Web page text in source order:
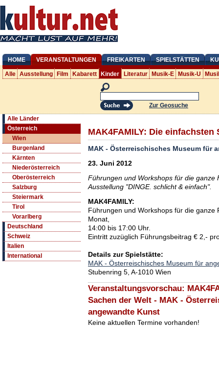
HOME VERANSTALTUNGEN FREIKARTEN SPIELSTÄTTEN
Alle Ausstellung Film Kabarett Kinder Literatur Musik-E Musik-U
Zur Geosuche
Alle Länder
Österreich
Wien
Burgenland
Kärnten
Niederösterreich
Oberösterreich
Salzburg
Steiermark
Tirol
Vorarlberg
Deutschland
Schweiz
Italien
International
MAK4FAMILY: Die einfachsten
MAK - Österreischisches Museum für
23. Juni 2012
Führungen und Workshops für die ganze
Ausstellung "DINGE. schlicht & einfach".
MAK4FAMILY:
Führungen und Workshops für die ganze
Monat,
14:00 bis 17:00 Uhr.
Eintritt zuzüglich Führungsbeitrag € 2,-
Details zur Spielstätte:
MAK - Österreischisches Museum für
Stubenring 5, A-1010 Wien
Veranstaltungsvorschau:
Sachen der Welt - MAK -
angewandte Kunst
Keine aktuellen Termine vorhanden!